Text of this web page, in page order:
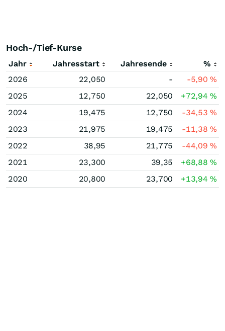
Hoch-/Tief-Kurse
Jahr Jahresstart Jahresende
%
2026
22,050 - -5,90%
2025
12,750 22,050 +72,94%
2024
19,475 12,750 -34,53%
2023
21,975 19,475 -11,38%
2022
38,95 21,775 -44,09%
2021
23,300 39,35 +68,88%
2020
20,800 23,700 +13,94%